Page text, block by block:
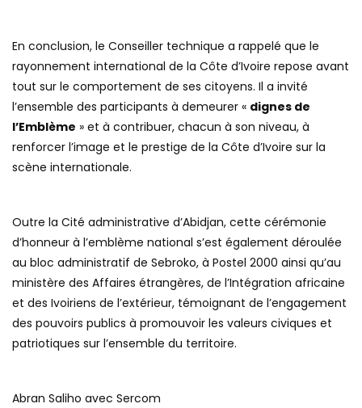
En conclusion, le Conseiller technique a rappelé que le
rayonnement international de la Côte d’Ivoire repose avant
tout sur le comportement de ses citoyens. Il a invité
l’ensemble des participants à demeurer « dignes de
l’Emblème » et à contribuer, chacun à son niveau, à
renforcer l’image et le prestige de la Côte d’Ivoire sur la
scène internationale.
Outre la Cité administrative d’Abidjan, cette cérémonie
d’honneur à l’emblème national s’est également déroulée
au bloc administratif de Sebroko, à Postel 2000 ainsi qu’au
ministère des Affaires étrangères, de l’Intégration africaine
et des Ivoiriens de l’extérieur, témoignant de l’engagement
des pouvoirs publics à promouvoir les valeurs civiques et
patriotiques sur l’ensemble du territoire.
Abran Saliho avec Sercom